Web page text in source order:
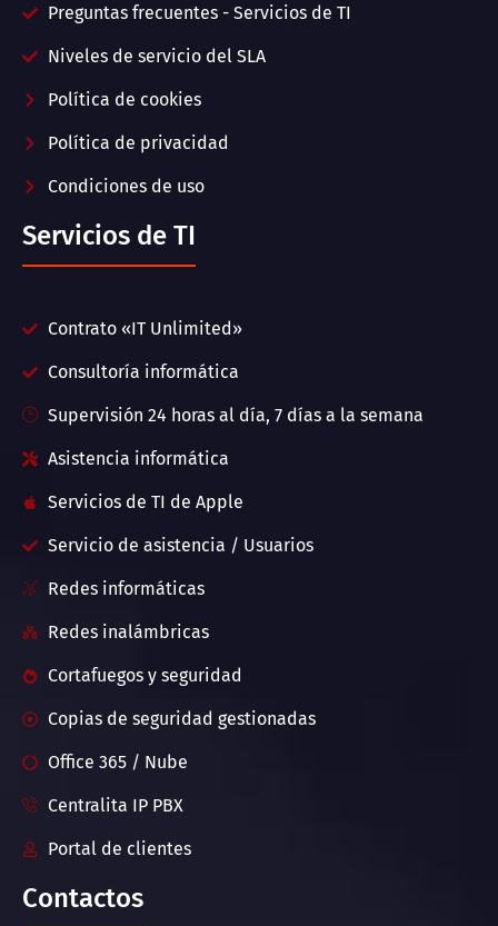
Preguntas frecuentes - Servicios de TI
Niveles de servicio del SLA
Política de cookies
Política de privacidad
Condiciones de uso
Servicios de TI
Contrato «IT Unlimited»
Consultoría informática
Supervisión 24 horas al día, 7 días a la semana
Asistencia informática
Servicios de TI de Apple
Servicio de asistencia / Usuarios
Redes informáticas
Redes inalámbricas
Cortafuegos y seguridad
Copias de seguridad gestionadas
Office 365 / Nube
Centralita IP PBX
Portal de clientes
Contactos